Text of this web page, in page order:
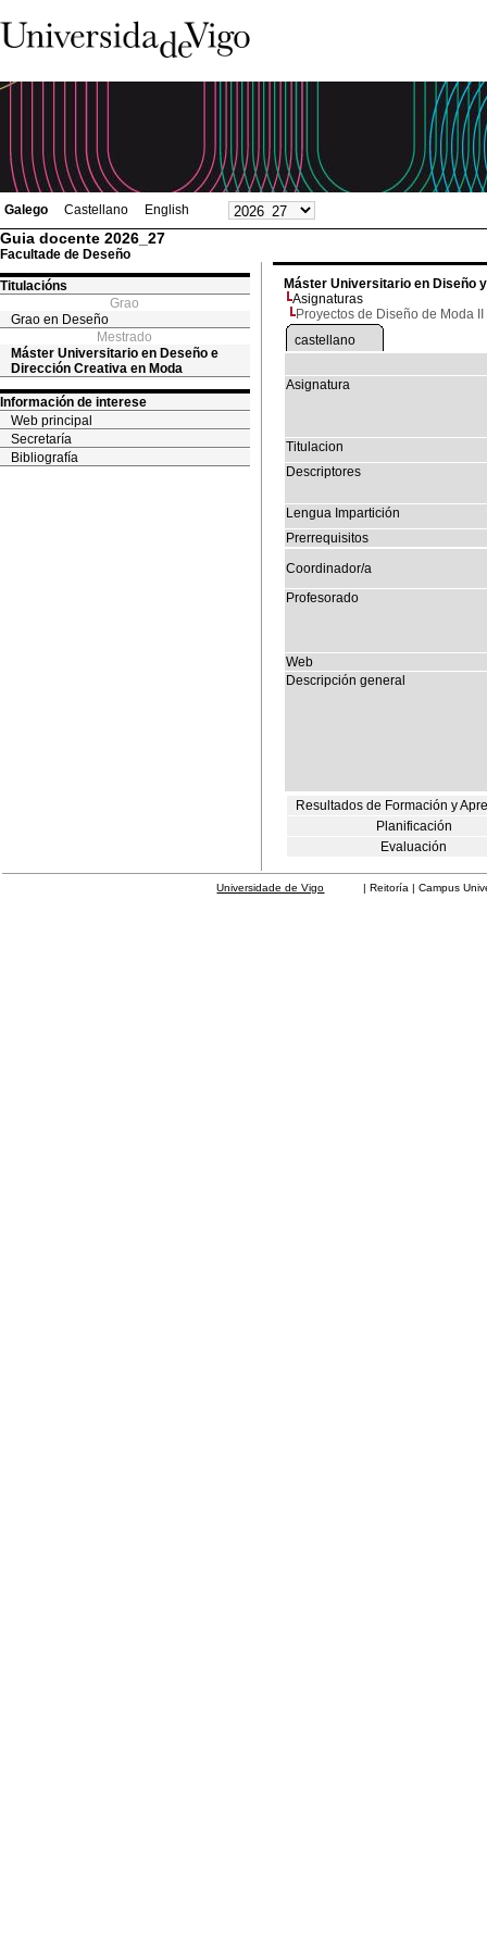
Galego Castellano English
Guia docente 2026_27
Facultade de Deseño
Titulacións
Grao
Grao en Deseño
Mestrado
Máster Universitario en Deseño e
Dirección Creativa en Moda
Información de interese
Web principal
Secretaría
Bibliografía
Máster Universitario en Diseño
Asignaturas
Proyectos de Diseño de Moda II
castellano
Asignatura
Titulacion
Descriptores
Lengua Impartición
Prerrequisitos
Coordinador/a
Profesorado
Web
Descripción general
Resultados de Formación y
Planificación
Evaluación
Universidade de Vigo | Reitoría | Campus